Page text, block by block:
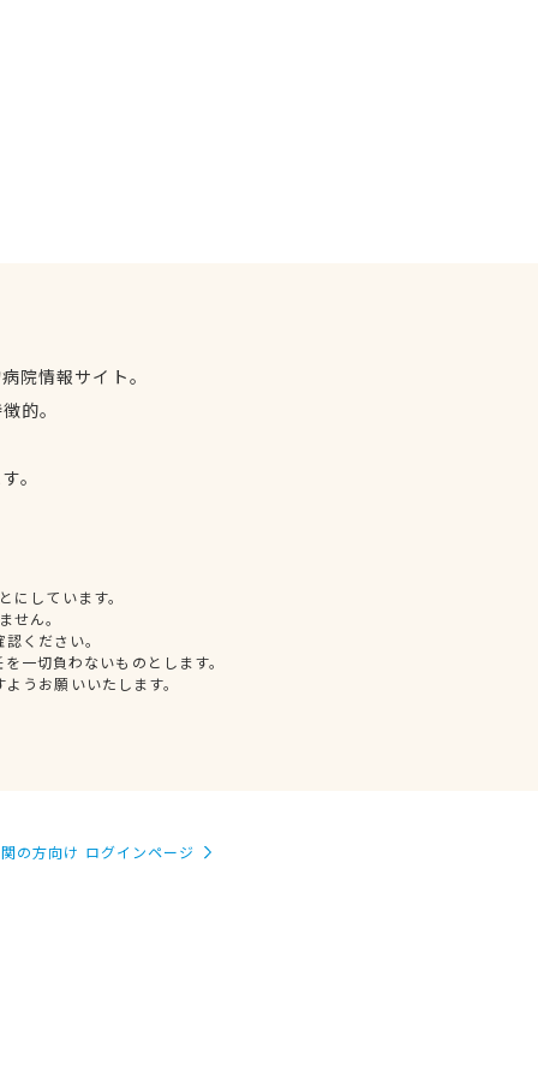
院情報サイト。
的。
。
しています。
せん。
ください。
一切負わないものとします。
うお願いいたします。
の方向け ログインページ